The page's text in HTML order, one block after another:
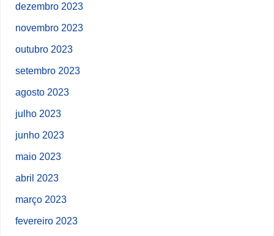
dezembro 2023
novembro 2023
outubro 2023
setembro 2023
agosto 2023
julho 2023
junho 2023
maio 2023
abril 2023
março 2023
fevereiro 2023